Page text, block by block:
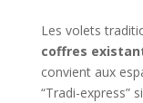
Les volets
coffres
convient aux
“Tradi-express”